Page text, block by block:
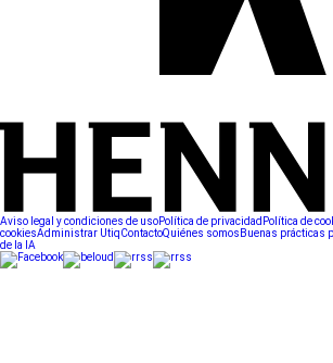
Aviso legal y condiciones de usoPolítica de privacidad Política de
cookiesAdministrar UtiqContactoQuiénes somos Buenas prácticas
de la IA